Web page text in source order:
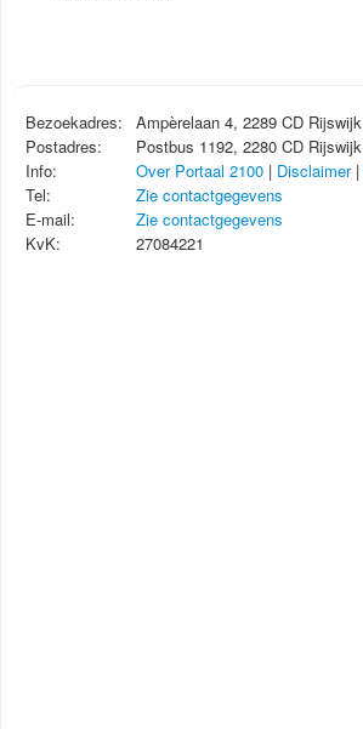
Bezoekadres:
Ampèrelaan 4, 2289 CD Rijswijk
Postadres:
Postbus 1192, 2280 CD Rijswijk
Info:
Over Portaal 2100 | Disclaimer|
Tel:
Zie contactgegevens
E-mail:
Zie contactgegevens
KvK:
27084221